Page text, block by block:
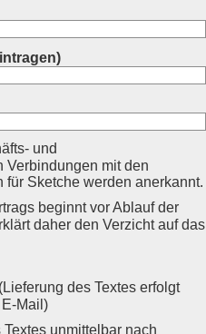
und
Verbindungen mit den
Sketche werden anerkannt.
beginnt vor Ablauf der
daher den Verzicht auf das
des Textes erfolgt
Mail)
unmittelbar nach